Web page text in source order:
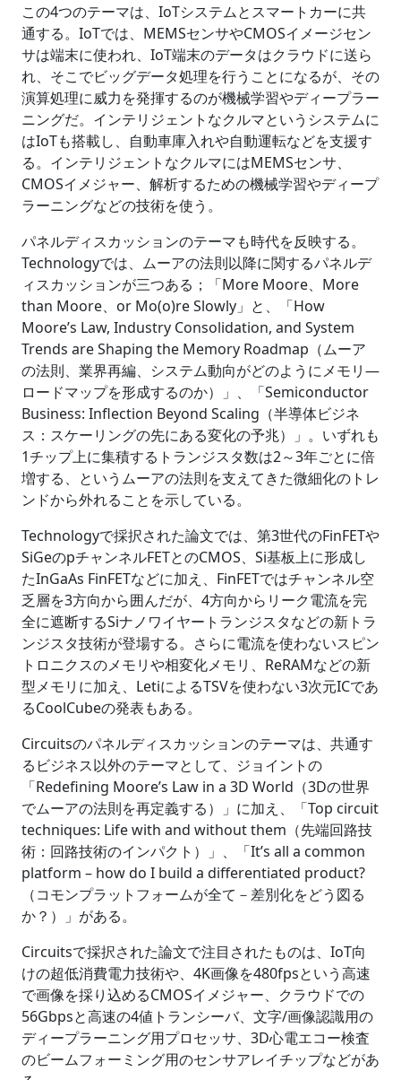
この4つのテーマは、IoTシステムとスマートカーに共
通する。IoTでは、MEMSセンサやCMOSイメージセン
サは端末に使われ、IoT端末のデータはクラウドに送ら
れ、そこでビッグデータ処理を行うことになるが、その
演算処理に威力を発揮するのが機械学習やディープラー
ニングだ。インテリジェントなクルマというシステムに
はIoTも搭載し、自動車庫入れや自動運転などを支援す
る。インテリジェントなクルマにはMEMSセンサ、
CMOSイメジャー、解析するための機械学習やディープ
ラーニングなどの技術を使う。
パネルディスカッションのテーマも時代を反映する。
Technologyでは、ムーアの法則以降に関するパネルデ
ィスカッションが三つある；「More Moore、More
than Moore、or Mo(o)re Slowly」と、「How
Moore’s Law, Industry Consolidation, and System
Trends are Shaping the Memory Roadmap（ムーア
の法則、業界再編、システム動向がどのようにメモリ―
ロードマップを形成するのか）」、「Semiconductor
Business: Inflection Beyond Scaling（半導体ビジネ
ス：スケーリングの先にある変化の予兆）」。いずれも
1チップ上に集積するトランジスタ数は2～3年ごとに倍
増する、というムーアの法則を支えてきた微細化のトレ
ンドから外れることを示している。
Technologyで採択された論文では、第3世代のFinFETや
SiGeのpチャンネルFETとのCMOS、Si基板上に形成し
たInGaAs FinFETなどに加え、FinFETではチャンネル空
乏層を3方向から囲んだが、4方向からリーク電流を完
全に遮断するSiナノワイヤートランジスタなどの新トラ
ンジスタ技術が登場する。さらに電流を使わないスピン
トロニクスのメモリや相変化メモリ、ReRAMなどの新
型メモリに加え、LetiによるTSVを使わない3次元ICであ
るCoolCubeの発表もある。
Circuitsのパネルディスカッションのテーマは、共通す
るビジネス以外のテーマとして、ジョイントの
「Redefining Moore’s Law in a 3D World（3Dの世界
でムーアの法則を再定義する）」に加え、「Top circuit
techniques: Life with and without them（先端回路技
術：回路技術のインパクト）」、「It’s all a common
platform – how do I build a differentiated product?
（コモンプラットフォームが全て－差別化をどう図る
か？）」がある。
Circuitsで採択された論文で注目されたものは、IoT向
けの超低消費電力技術や、4K画像を480fpsという高速
で画像を採り込めるCMOSイメジャー、クラウドでの
56Gbpsと高速の4値トランシーバ、文字/画像認識用の
ディープラーニング用プロセッサ、3D心電エコー検査
のビームフォーミング用のセンサアレイチップなどがあ